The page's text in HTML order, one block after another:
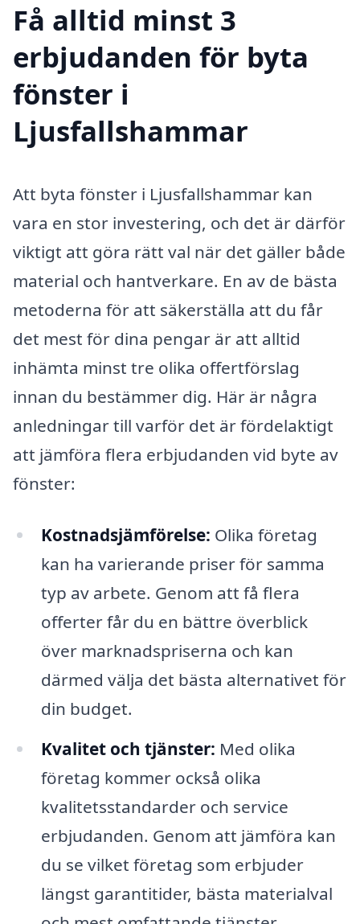
Få alltid minst 3
erbjudanden för byta
fönster i
Ljusfallshammar
Att byta fönster i Ljusfallshammar kan
vara en stor investering, och det är därför
viktigt att göra rätt val när det gäller både
material och hantverkare. En av de bästa
metoderna för att säkerställa att du får
det mest för dina pengar är att alltid
inhämta minst tre olika offertförslag
innan du bestämmer dig. Här är några
anledningar till varför det är fördelaktigt
att jämföra flera erbjudanden vid byte av
fönster:
Kostnadsjämförelse: Olika företag
kan ha varierande priser för samma
typ av arbete. Genom att få flera
offerter får du en bättre överblick
över marknadspriserna och kan
därmed välja det bästa alternativet för
din budget.
Kvalitet och tjänster: Med olika
företag kommer också olika
kvalitetsstandarder och service
erbjudanden. Genom att jämföra kan
du se vilket företag som erbjuder
längst garantitider, bästa materialval